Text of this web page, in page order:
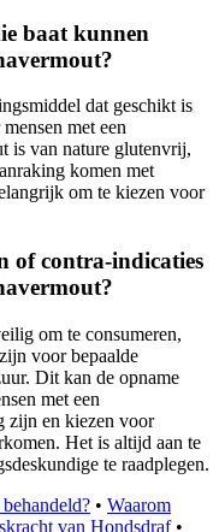
baat kunnen
dat geschikt is
met een
is van nature glutenvrij,
komen met
om te kiezen voor
of contra-indicaties
om te consumeren,
voor bepaalde
Dit kan de opname
met een
zijn en kiezen voor
Het is altijd aan te
te raadplegen.
• Waarom
van Hondsdraf•